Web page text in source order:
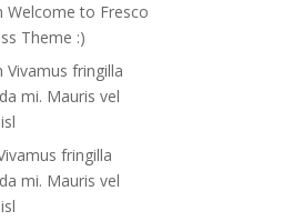
Welcome to Fresco
Theme :)
Vivamus fringilla
mi. Mauris vel
fringilla
mi. Mauris vel